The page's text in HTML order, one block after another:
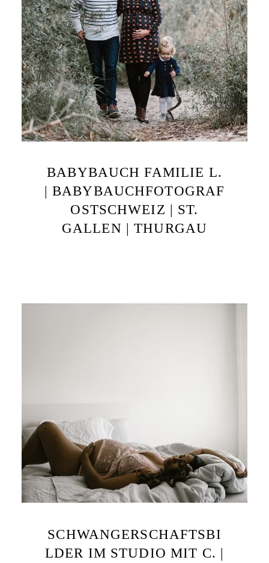
BABYBAUCH FAMILIE L.
| BABYBAUCHFOTOGRAF
OSTSCHWEIZ | ST.
GALLEN | THURGAU
SCHWANGERSCHAFTSBI
LDER IM STUDIO MIT C. |